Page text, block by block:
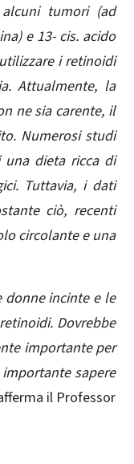
tumori (ad
e 13- cis. acido
i retinoidi
Attualmente, la
ne sia carente, il
Numerosi studi
una dieta ricca di
Tuttavia, i dati
ciò, recenti
circolante e una
incinte e le
Dovrebbe
importante per
sapere
il Professor